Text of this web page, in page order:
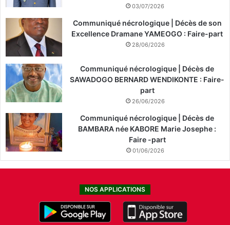
03/07/2026
Communiqué nécrologique | Décès de son
Excellence Dramane YAMEOGO : Faire-part
28/06/2026
Communiqué nécrologique | Décès de
SAWADOGO BERNARD WENDIKONTE : Faire-
part
26/06/2026
Communiqué nécrologique | Décès de
BAMBARA née KABORE Marie Josephe :
Faire -part
01/06/2026
NOS APPLICATIONS